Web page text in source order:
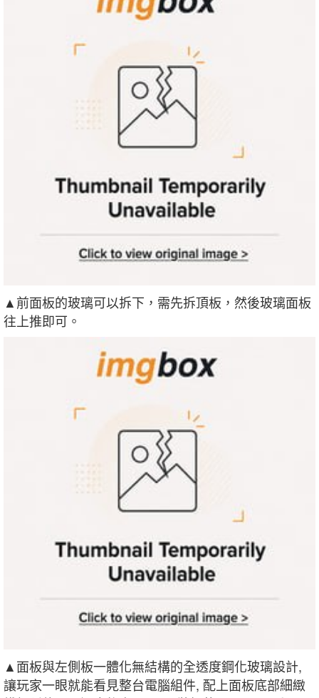
▲前面板的玻璃可以拆下，需先拆頂板，然後玻璃面板
往上推即可。
▲面板與左側板一體化無結構的全透度鋼化玻璃設計,
讓玩家一眼就能看見整台電腦組件, 配上面板底部細緻